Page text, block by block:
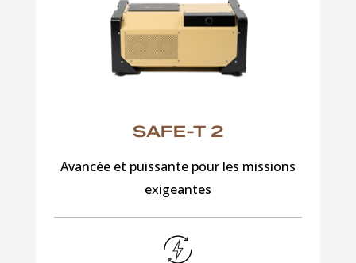
SAFE-T 2
Avancée et puissante pour les missions
exigeantes